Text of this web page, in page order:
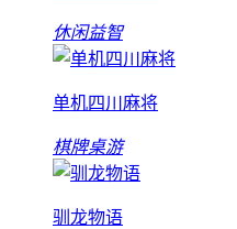
休闲益智
单机四川麻将
棋牌桌游
驯龙物语